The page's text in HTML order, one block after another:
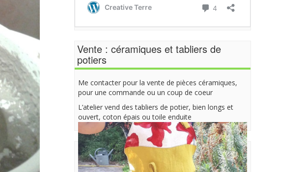
Vente : céramiques et tabliers de
potiers
Me contacter pour la vente de pièces céramiques,
pour une commande ou un coup de coeur
L’atelier vend des tabliers de potier, bien longs et
ouvert, coton épais ou toile enduite